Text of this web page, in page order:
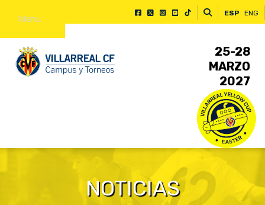
Menu ESP ENG
25-28
MARZO
2027
NOTICIAS